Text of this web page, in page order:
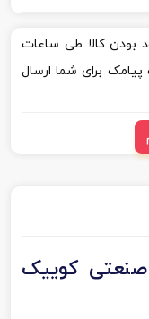
بودن کالا طی ساعات
برای شما ارسال
کوییک